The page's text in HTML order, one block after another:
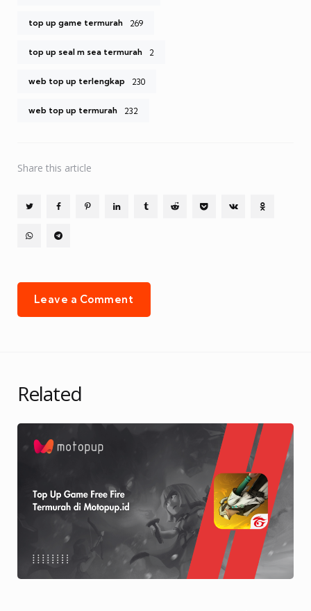
top up game termurah 269
top up seal m sea termurah 2
web top up terlengkap 230
web top up termurah 232
Share this article
Leave a Comment
Related